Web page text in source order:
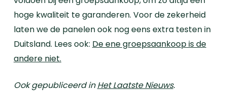
hoge kwaliteit te garanderen. Voor de zekerheid
laten we de panelen ook nog eens extra testen in
Duitsland. Lees ook: De ene groepsaankoop is de
andere niet.
Ook gepubliceerd inHet Laatste Nieuws.